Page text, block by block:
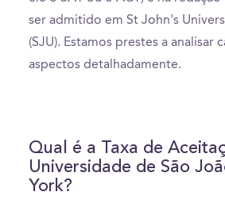
ser admitido em St John's
(SJU). Estamos prestes a analisar
aspectos detalhadamente.
Qual é a Taxa de
Universidade de São
York?